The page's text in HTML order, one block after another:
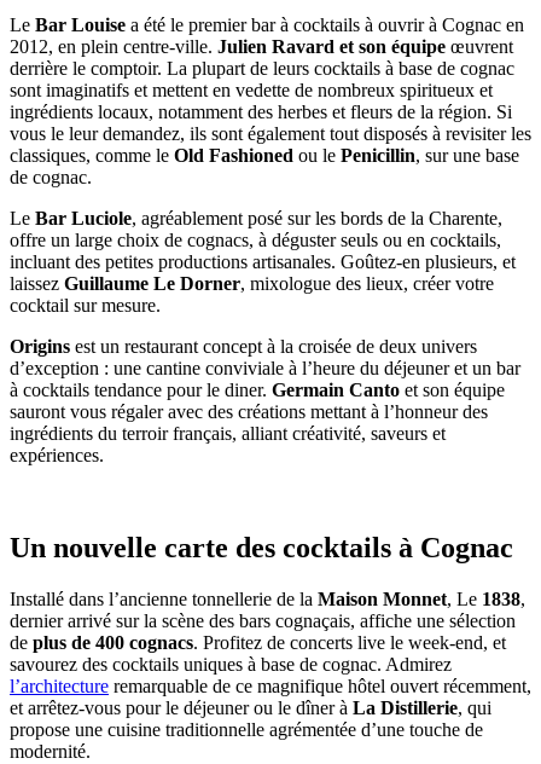
Le Bar Louise a été le premier bar à cocktails à ouvrir à Cognac en
2012, en plein centre-ville. Julien Ravard et son équipe œuvrent
derrière le comptoir. La plupart de leurs cocktails à base de cognac
sont imaginatifs et mettent en vedette de nombreux spiritueux et
ingrédients locaux, notamment des herbes et fleurs de la région. Si
vous le leur demandez, ils sont également tout disposés à revisiter les
classiques, comme le Old Fashioned ou le Penicillin, sur une base
de cognac.
Le Bar Luciole, agréablement posé sur les bords de la Charente,
offre un large choix de cognacs, à déguster seuls ou en cocktails,
incluant des petites productions artisanales. Goûtez-en plusieurs, et
laissez Guillaume Le Dorner, mixologue des lieux, créer votre
cocktail sur mesure.
Origins est un restaurant concept à la croisée de deux univers
d’exception : une cantine conviviale à l’heure du déjeuner et un bar
à cocktails tendance pour le diner. Germain Canto et son équipe
sauront vous régaler avec des créations mettant à l’honneur des
ingrédients du terroir français, alliant créativité, saveurs et
expériences.
Un nouvelle carte des cocktails à Cognac
Installé dans l’ancienne tonnellerie de la Maison Monnet, Le 1838,
dernier arrivé sur la scène des bars cognaçais, affiche une sélection
de plus de 400 cognacs. Profitez de concerts live le week-end, et
savourez des cocktails uniques à base de cognac. Admirez
l’architecture remarquable de ce magnifique hôtel ouvert récemment,
et arrêtez-vous pour le déjeuner ou le dîner à La Distillerie, qui
propose une cuisine traditionnelle agrémentée d’une touche de
modernité.